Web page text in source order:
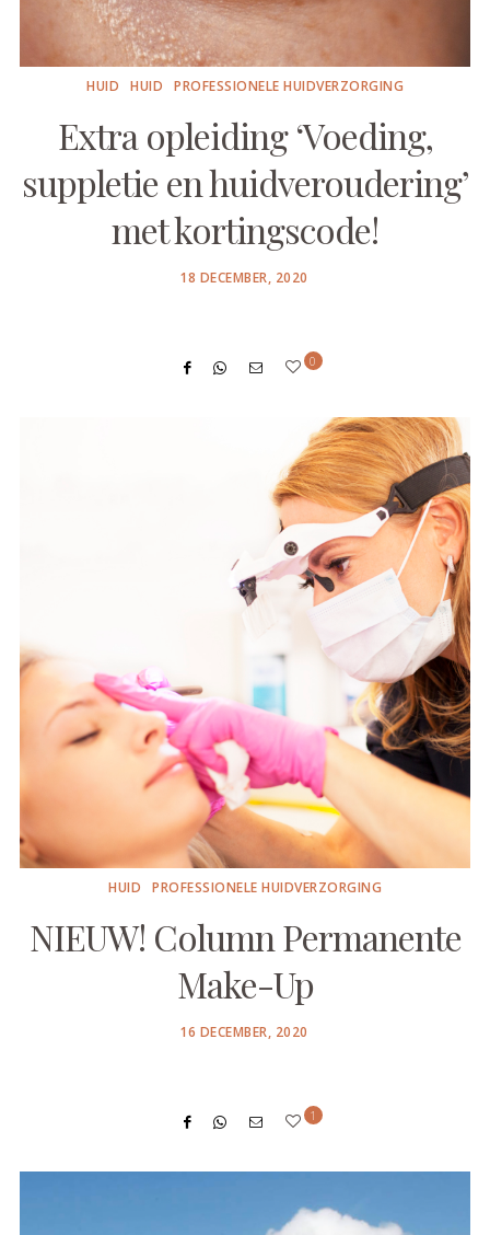
HUID HUID PROFESSIONELE HUIDVERZORGING
Extra opleiding ‘Voeding,
suppletie en huidveroudering’
met kortingscode!
POSTED
18 DECEMBER, 2020
0
HUID PROFESSIONELE HUIDVERZORGING
NIEUW! Column Permanente
Make-Up
POSTED
16 DECEMBER, 2020
1